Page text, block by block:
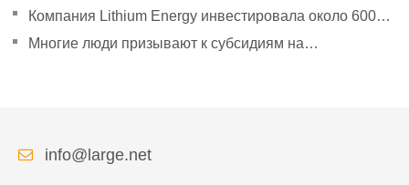
энергии Tesla Powerpack
Компания Lithium Energy инвестировала около 600
миллионов юаней в создание дочерних компаний.
Многие люди призывают к субсидиям на
info@large.net